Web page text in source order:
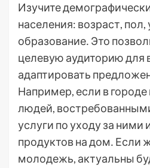
Изучите
населения: возраст,
образование․ Это
целевую аудиторию для
адаптировать
Например, если в
людей,
услуги по уходу за ними
продуктов на дом․ Если
молодежь, актуальны